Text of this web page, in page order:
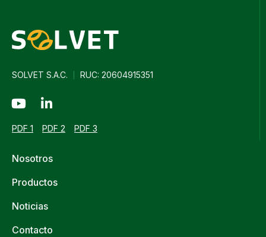
SOLVET S.A.C. RUC: 20604915351
PDF 1 PDF 2 PDF 3
Nosotros
Productos
Noticias
Contacto